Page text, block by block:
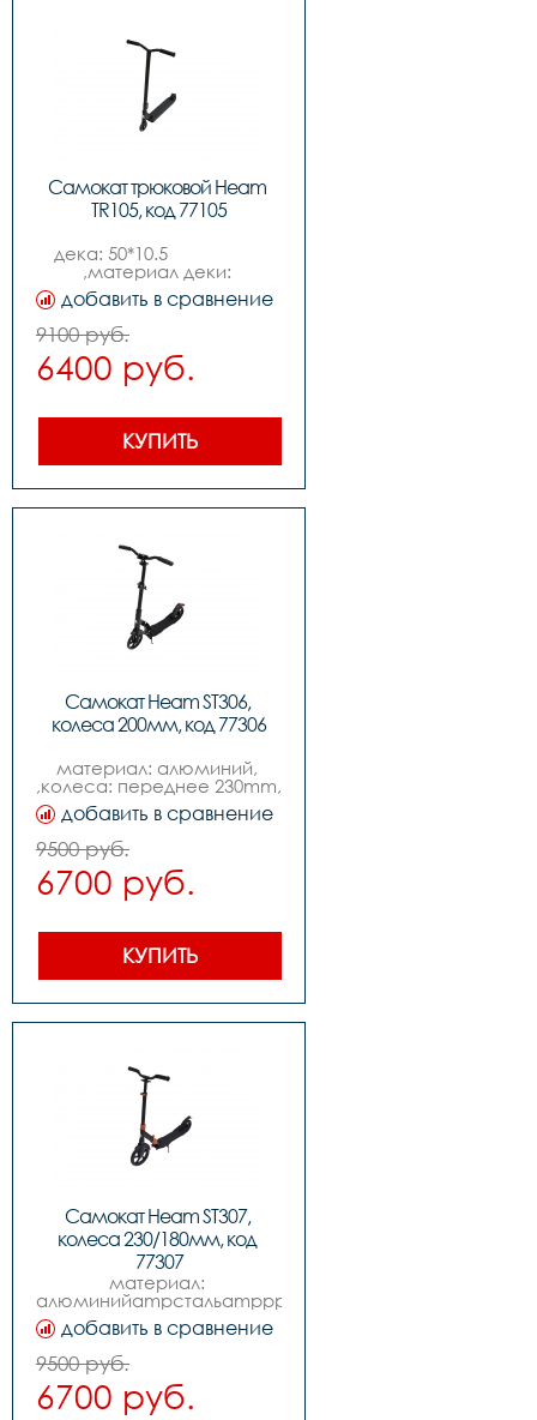
Самокат трюковой Heam
TR105, код 77105
дека: 50*10.5
,материал деки:
алюминий,      ,хомут:
алюминий 4
отверстия,,руль: сталь, ,
высота -595мм, ширина -
455 мм
,колеса: 110mm,
9,,возраст: 9,
,вес: 3.36kg,,нагрузка
макс.:100kg
добавить в сравнение
9100 руб.
6400 руб.
КУПИТЬ
Самокат Heam ST306,
колеса 200мм, код 77306
материал: алюминий,
,колеса: переднее 230mm,
заднее 200mm,
,подшипники: abec-7, ,вес:
4.6kg,,нагрузка макс:
добавить в сравнение
9500 руб.
6700 руб.
КУПИТЬ
Самокат Heam ST307,
колеса 230/180мм, код
77307
материал:
алюминийampстальamppp,
,колеса: переднее 230mm
pu, заднее 180mm pu,
,подшипники: abec-7,
,размер деки:  57*1513cm,
,вес: 5.05kg,
,нагрузка макс.: 100kg
добавить в сравнение
9500 руб.
6700 руб.